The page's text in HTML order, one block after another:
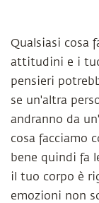
Qualsiasi cosa
attitudini e i
pensieri
se un'altra
andranno da
cosa facciamo
bene quindi fa
il tuo corpo è
emozioni non